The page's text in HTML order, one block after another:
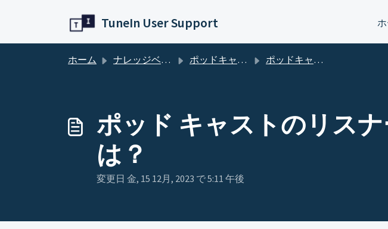
TuneIn User Support
ホーム ナレッジベース ポッドキャスター ポッドキャスター
ポッド キャストのリス
は？
変更日 金, 15 12月, 2023 で 5:11 午後